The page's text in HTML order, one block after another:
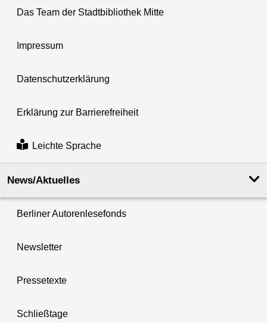
Das Team der Stadtbibliothek Mitte
Impressum
Datenschutzerklärung
Erklärung zur Barrierefreiheit
Leichte Sprache
News/Aktuelles
Berliner Autorenlesefonds
Newsletter
Pressetexte
Schließtage